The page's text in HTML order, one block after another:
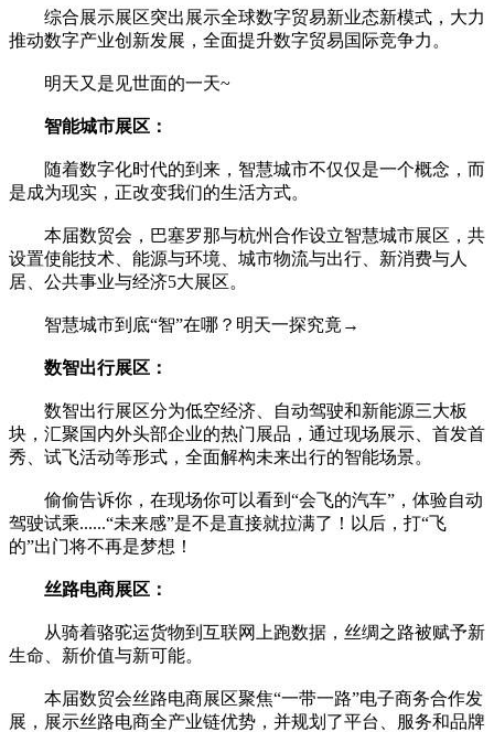
综合展示展区突出展示全球数字贸易新业态新模式，大力
推动数字产业创新发展，全面提升数字贸易国际竞争力。
明天又是见世面的一天~
智能城市展区：
随着数字化时代的到来，智慧城市不仅仅是一个概念，而
是成为现实，正改变我们的生活方式。
本届数贸会，巴塞罗那与杭州合作设立智慧城市展区，共
设置使能技术、能源与环境、城市物流与出行、新消费与人
居、公共事业与经济5大展区。
智慧城市到底“智”在哪？明天一探究竟→
数智出行展区：
数智出行展区分为低空经济、自动驾驶和新能源三大板
块，汇聚国内外头部企业的热门展品，通过现场展示、首发首
秀、试飞活动等形式，全面解构未来出行的智能场景。
偷偷告诉你，在现场你可以看到“会飞的汽车”，体验自动
驾驶试乘......“未来感”是不是直接就拉满了！以后，打“飞
的”出门将不再是梦想！
丝路电商展区：
从骑着骆驼运货物到互联网上跑数据，丝绸之路被赋予新
生命、新价值与新可能。
本届数贸会丝路电商展区聚焦“一带一路”电子商务合作发
展，展示丝路电商全产业链优势，并规划了平台、服务和品牌